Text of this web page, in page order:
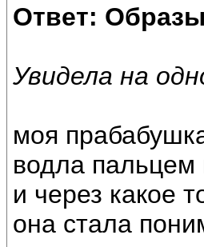
Ответ:
Увидела на
моя
водла пальцем
и через какое
она стала